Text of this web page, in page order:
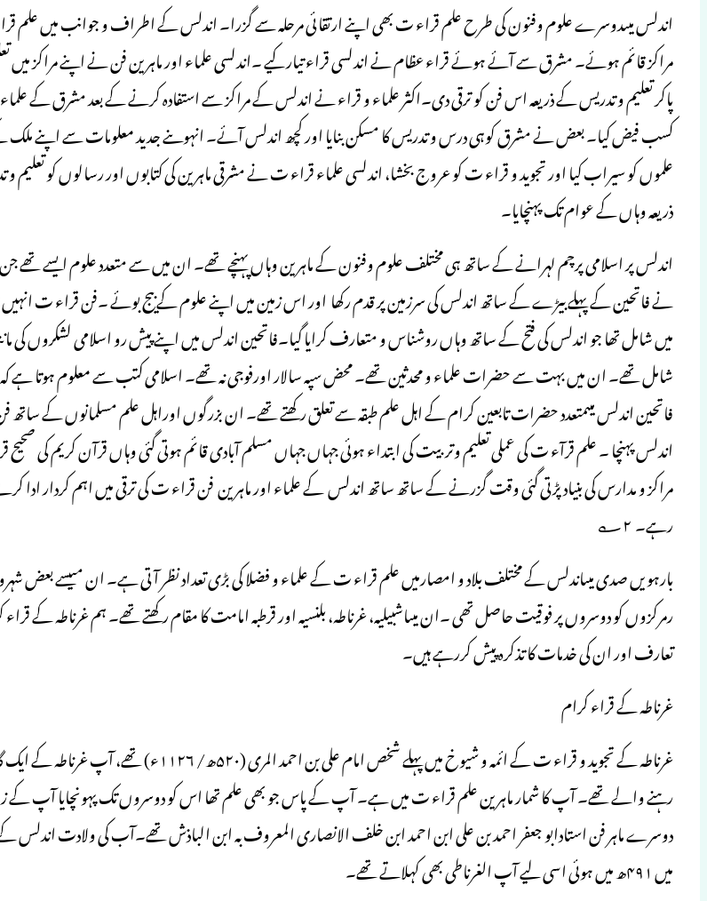
اندلس میںدوسرے علوم وفنون کی طرح علم قراء ت بھی اپنے ارتقائی مرحلہ سے گزرا۔ اندلس کے اطراف و جوانب میں
مراکز قائم ہوئے۔ مشرق سے آئے ہوئے قراء عظام نے اندلسی قراء تیار کیے ۔اندلسی علماء اور ماہرین فن نے اپنے مراکز میں
پاکر تعلیم و تدریس کے ذریعہ اس فن کو ترقی دی۔اکثر علماء و قراء نے اندلس کے مراکز سے استفادہ کرنے کے بعد مشرق کے
کسب فیض کیا۔ بعض نے مشرق کوہی درس و تدریس کا مسکن بنایا اور کچھ اندلس آئے۔ انہوںنے جدید معلومات سے اپنے
علموں کو سیراب کیا اور تجوید و قراء ت کو عروج بخشا، اندلسی علماء قراء ت نے مشرقی ماہرین کی کتابوں اور رسالوں کو
ذریعہ وہاں کے عوام تک پہنچایا۔
اندلس پر اسلامی پرچم لہرانے کے ساتھ ہی مختلف علوم وفنون کے ماہرین وہاں پہنچے تھے۔ ان میں سے متعدد علوم ایسے تھے
نے فاتحین کے پہلے بیڑے کے ساتھ اندلس کی سرزمین پر قدم رکھا اور اس زمین میں اپنے علوم کے بیج بوئے ۔فن قراء ت
میں شامل تھا جو اندلس کی فتح کے ساتھ وہاں روشناس و متعارف کرایا گیا۔فاتحین اندلس میں اپنے پیش رو اسلامی لشکروں کی
شامل تھے۔ ان میں بہت سے حضرات علماء و محدثین تھے۔ محض سپہ سالار اورفوجی نہ تھے۔ اسلامی کتب سے معلوم ہوتا ہے
فاتحین اندلس میںمتعدد حضرات تابعین کرام کے اہل علم طبقہ سے تعلق رکھتے تھے۔ ان بزرگوں اوراہل علم مسلمانوں کے
اندلس پہنچا ۔ علم قرآء ت کی عملی تعلیم وتربیت کی ابتداء ہوئی جہاں جہاں مسلم آبادی قائم ہوتی گئی وہاں قرآن کریم کی
مراکز و مدارس کی بنیاد پڑتی گئی وقت گزرنے کے ساتھ ساتھ اندلس کے علماء اور ماہرین فن قراء ت کی ترقی میں اہم کردار ادا
رہے۔ ۲؎
بارہویں صدی میںاندلس کے مختلف بلاد و امصارمیں علم قراء ت کے علماء و فضلا کی بڑی تعداد نظر آتی ہے۔ ان میںسے بعض
رمرکزوں کو دوسروں پر فوقیت حاصل تھی ۔ان میںاشبیلیہ، غرناطہ، بلنسیہ اور قرطبہ امامت کا مقام رکھتے تھے۔ ہم غرناطہ کے قراء
تعارف اور ان کی خدمات کا تذکرہ پیش کررہے ہیں۔
غرناطہ کے قراء کرام
غرناطہ کے تجوید و قراء ت کے ائمہ و شیوخ میں پہلے شخص امام علی بن احمد المری
رہنے والے تھے۔ آپ کا شمار ماہر ین علم قراء ت میں ہے۔ آپ کے پاس جو بھی علم تھا اس کو دوسروں تک پہونچایا آپ کے
دوسرے ماہر فن استادابو جعفر احمد بن علی ابن احمد ابن خلف الانصاری المعروف بہ ابن الباذش تھے۔آب کی ولادت اندلس
میں ۴۹۱ھ میں ہوئی اسی لیے آپ الغرناطی بھی کہلاتے تھے۔